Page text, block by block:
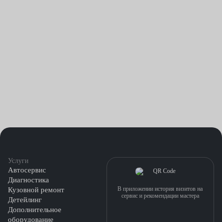
Услуги
Автосервис
Диагностика
Кузовной ремонт
Детейлинг
Дополнительное
оборудование
В приложении история визитов на
сервис и рекомендации мастера